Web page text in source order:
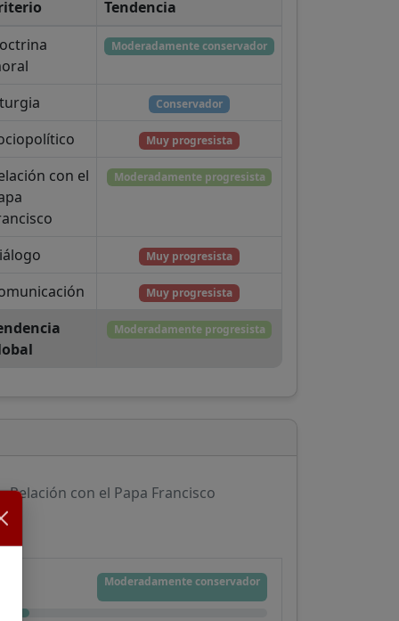
Tendencia
Moderadamente conservador
Conservador
Muy progresista
con el
Moderadamente progresista
Muy progresista
Muy progresista
Moderadamente progresista
Relación con el Papa Francisco
Moderadamente conservador